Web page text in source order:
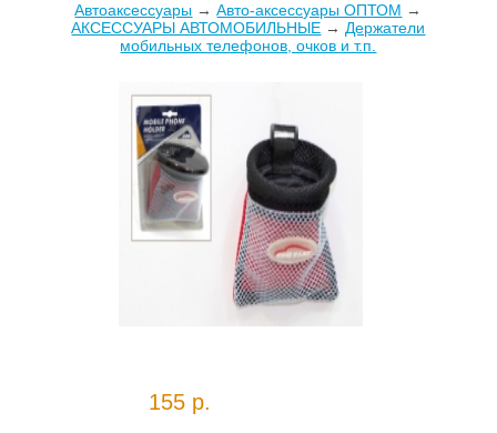
Автоаксессуары →Авто-аксессуары ОПТОМ →
AКСЕССУАРЫ АВТОМОБИЛЬНЫЕ → Держатели
мобильных телефонов, очков и т.п.
155 р.